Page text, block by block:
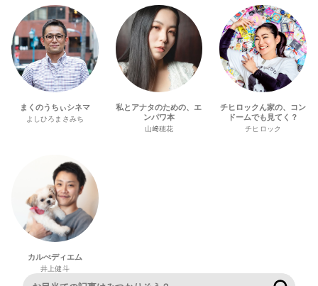
まくのうちぃシネマ
よしひろまさみち
私とアナタのための、エ
ンパワ本
山﨑穂花
チヒロックん家の、コン
ドームでも見てく？
チヒロック
カルぺディエム
井上健斗